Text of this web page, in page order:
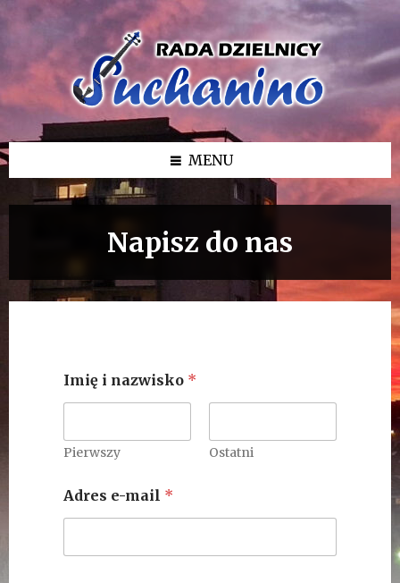
Przejdź
Przejdź
bocznego
Przejdź
MENU
Napisz do nas
Imię i nazwisko *
Pierwszy Ostatni
Adres e-mail *